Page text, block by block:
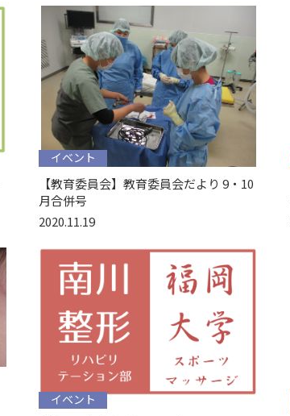
イベント
【教育委員会】教育委員会だより 9・10
月合併号
2020.11.19
イベント